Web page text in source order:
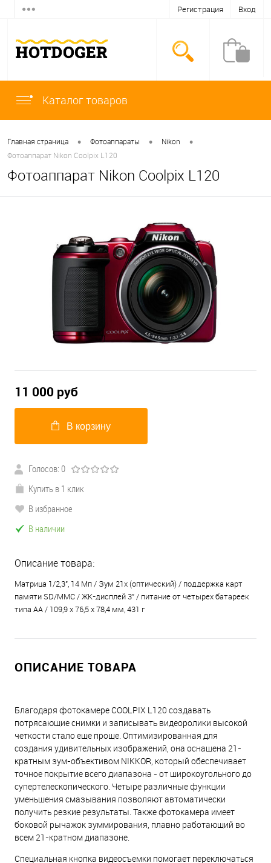
Регистрация Вход
Каталог товаров
Главная страница • Фотоаппараты • Nikon •
Фотоаппарат Nikon Coolpix L120
Фотоаппарат Nikon Coolpix L120
11 000 руб
В корзину
Голосов: 0
Купить в 1 клик
В избранное
В наличии
Описание товара:
Матрица 1/2,3", 14 Мп / Зум 21х (оптический) / поддержка карт
памяти SD/MMC / ЖК-дисплей 3" / питание от четырех батареек
типа АА / 109,9 x 76,5 x 78,4 мм, 431 г
ОПИСАНИЕ ТОВАРА
Благодаря фотокамере COOLPIX L120 создавать
потрясающие снимки и записывать видеоролики высокой
четкости стало еще проще. Оптимизированная для
создания удивительных изображений, она оснащена 21-
кратным зум-объективом NIKKOR, который обеспечивает
точное покрытие всего диапазона - от широкоугольного до
супертелескопического. Четыре различные функции
уменьшения смазывания позволяют автоматически
получить резкие результаты. Также фотокамера имеет
боковой рычажок зуммирования, плавно работающий во
всем 21-кратном диапазоне.
Специальная кнопка видеосъемки помогает переключаться